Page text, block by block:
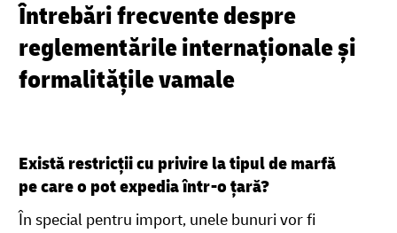
Întrebări frecvente despre
reglementările internaționale și
formalitățile vamale
Există restricții cu privire la tipul de marfă
pe care o pot expedia într-o țară?
În special pentru import, unele bunuri vor fi